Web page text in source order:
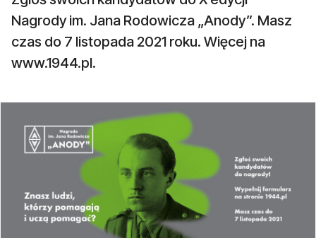
Nagrody im. Jana Rodowicza „Anody”. Masz
czas do 7 listopada 2021 roku. Więcej na
www.1944.pl.